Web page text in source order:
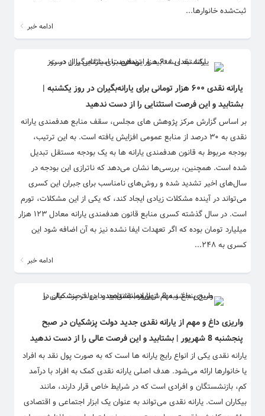
ثبت‌شده خانوارها...
ادامه خبر
یارانه نقدی ۶۰۰ هزار تومانی برای یارانه‌بگیران در روز یکشنبه |
بشتابید و این فرصت استثنایی را از دست ندهید
بر اساس گزارش مرکز پژوهش‌ های مجلس، سقف منابع هدفمندی یارانه
نقدی به ۳۰ درصد از منابع عمومی افزایش یافته است. به این ترتیب،
بودجه مربوط به قانون هدفمندی یارانه‌ ها به یک بودجه مستقل تبدیل
شده است. همچنین، بررسی‌ها نشان می‌دهد که ناترازی این بودجه در
سال‌های اخیر تشدید شده و روش‌های نامناسب برای جبران این کسری
می‌تواند در آینده مشکلات زیادی ایجاد کند، که یکی از این مشکلات، تورم
است. در سال گذشته کسری منابع قانون هدفمندی یارانه معادل ۱۲۳ هزار
میلیارد تومان بوده که اگر تعهدات ایفا نشده نیز به آن اضافه شود این
کسری به ۲۴۸...
ادامه خبر
واریزی داغ و مهم از یارانه نقدی جدید دولت پزشکیان در صبح
پنجشنبه 8 شهریور | بشتابید و این فرصت عالی را از دست ندهید
یارانه نقدی یکی از انواع رایج یارانه‌ ها است که به صورت پول نقد به افراد
یا خانوارها ارائه می‌شود. هدف اصلی یارانه نقدی کمک به افراد با درآمد
کم، بازنشستگان و افرادی است که در شرایط خاص قرار دارند، مانند
بیکاران است. یارانه نقدی می‌تواند به عنوان یک ابزار اجتماعی و اقتصادی